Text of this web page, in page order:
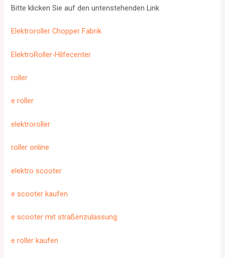
Bitte klicken Sie auf den untenstehenden Link
Elektroroller Chopper Fabrik
ElektroRoller-Hilfecenter
roller
e roller
elektroroller
roller online
elektro scooter
e scooter kaufen
e scooter mit straßenzulassung
e roller kaufen